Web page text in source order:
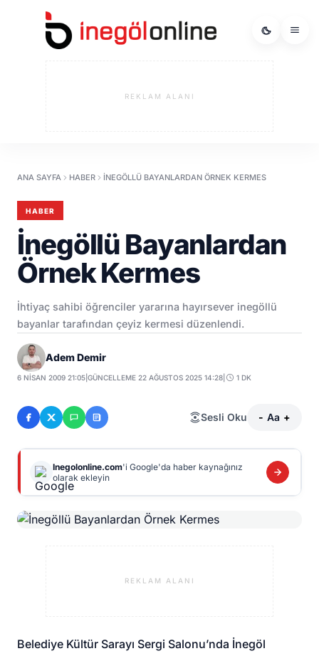
REKLAM ALANI
ANA SAYFA HABER İNEGÖLLÜ BAYANLARDAN ÖRNEK KERMES
HABER
İnegöllü Bayanlardan
Örnek Kermes
İhtiyaç sahibi öğrenciler yararına hayırsever inegöllü
bayanlar tarafından çeyiz kermesi düzenlendi.
Adem Demir
6 NISAN 2009 21:05 |GÜNCELLEME 22 AĞUSTOS 2025 14:28 1 DK
Sesli Oku - Aa +
Inegolonline.com'i Google'da haber kaynağınız
olarak ekleyin
REKLAM ALANI
Belediye Kültür Sarayı Sergi Salonu’nda İnegöl